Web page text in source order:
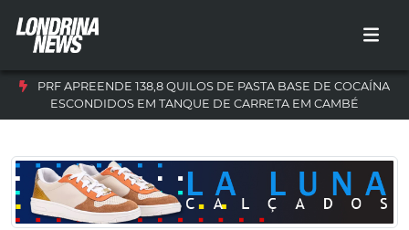
PRF APREENDE 138,8 QUILOS DE PASTA BASE DE COCAÍNA
ESCONDIDOS EM TANQUE DE CARRETA EM CAMBÉ